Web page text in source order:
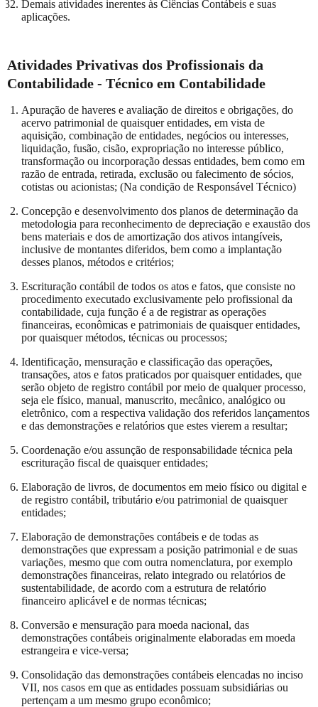
Demais atividades inerentes às Ciências Contábeis e suas
aplicações.
Atividades Privativas dos Profissionais da
Contabilidade - Técnico em Contabilidade
Apuração de haveres e avaliação de direitos e obrigações, do
acervo patrimonial de quaisquer entidades, em vista de
aquisição, combinação de entidades, negócios ou interesses,
liquidação, fusão, cisão, expropriação no interesse público,
transformação ou incorporação dessas entidades, bem como em
razão de entrada, retirada, exclusão ou falecimento de sócios,
cotistas ou acionistas; (Na condição de Responsável Técnico)
Concepção e desenvolvimento dos planos de determinação da
metodologia para reconhecimento de depreciação e exaustão dos
bens materiais e dos de amortização dos ativos intangíveis,
inclusive de montantes diferidos, bem como a implantação
desses planos, métodos e critérios;
Escrituração contábil de todos os atos e fatos, que consiste no
procedimento executado exclusivamente pelo profissional da
contabilidade, cuja função é a de registrar as operações
financeiras, econômicas e patrimoniais de quaisquer entidades,
por quaisquer métodos, técnicas ou processos;
Identificação, mensuração e classificação das operações,
transações, atos e fatos praticados por quaisquer entidades, que
serão objeto de registro contábil por meio de qualquer processo,
seja ele físico, manual, manuscrito, mecânico, analógico ou
eletrônico, com a respectiva validação dos referidos lançamentos
e das demonstrações e relatórios que estes vierem a resultar;
Coordenação e/ou assunção de responsabilidade técnica pela
escrituração fiscal de quaisquer entidades;
Elaboração de livros, de documentos em meio físico ou digital e
de registro contábil, tributário e/ou patrimonial de quaisquer
entidades;
Elaboração de demonstrações contábeis e de todas as
demonstrações que expressam a posição patrimonial e de suas
variações, mesmo que com outra nomenclatura, por exemplo
demonstrações financeiras, relato integrado ou relatórios de
sustentabilidade, de acordo com a estrutura de relatório
financeiro aplicável e de normas técnicas;
Conversão e mensuração para moeda nacional, das
demonstrações contábeis originalmente elaboradas em moeda
estrangeira e vice-versa;
Consolidação das demonstrações contábeis elencadas no inciso
VII, nos casos em que as entidades possuam subsidiárias ou
pertençam a um mesmo grupo econômico;